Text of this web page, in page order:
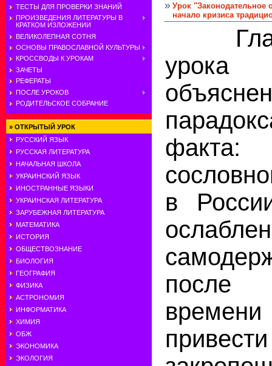
ТЕСТЫ ДЛЯ ПРОВЕРКИ ЗНАНИЙ
ПРОИЗВЕДЕНИЯ ЛИТЕРАТУРЫ В
КРАТКОМ ИЗЛОЖЕНИИ
ВЕЛИКОЛЕПНАЯ СОТНЯ
ОСНОВЫ ПРАВОСЛАВНОЙ КУЛЬТУРЫ
КРОССВОДЫ К УРОКАМ
ЗАЧЕТЫ
РЕФЕРАТЫ
ПОСЛЕ УРОКОВ
РОДИТЕЛЬСКОЕ СОБРАНИЕ
» ОТКРЫТЫЙ УРОК
РУССКИЙ ЯЗЫК
РУССКАЯ ЛИТЕРАТУРА
НАЧАЛЬНАЯ ШКОЛА
УКРАИНСКИЙ ЯЗЫК
ИНОСТРАННЫЕ ЯЗЫКИ
УКРАИНСКАЯ ЛИТЕРАТУРА
ЗАРУБЕЖНАЯ ЛИТЕРАТУРА
МАТЕМАТИКА
ИСТОРИЯ
ОБЩЕСТВОЗНАНИЕ
БИОЛОГИЯ
ГЕОГРАФИЯ
ФИЗИКА
АСТРОНОМИЯ
ИНФОРМАТИКА
ХИМИЯ
ОБЖ
ЭКОНОМИКА
ЭКОЛОГИЯ
Урок "Законодательное
начало кризиса
урока
факта:
в
после